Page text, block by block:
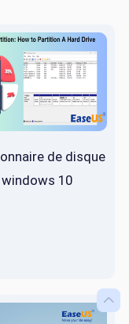

de disque
windows 10